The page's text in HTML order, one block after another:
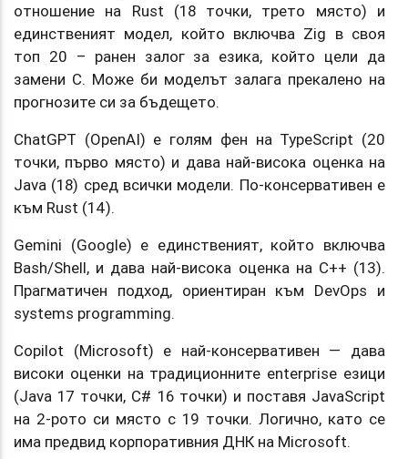
отношение на Rust (18 точки, трето място) и
единственият модел, който включва Zig в своя
топ 20 – ранен залог за езика, който цели да
замени C. Може би моделът залага прекалено на
прогнозите си за бъдещето.
ChatGPT (OpenAI) е голям фен на TypeScript (20
точки, първо място) и дава най-висока оценка на
Java (18) сред всички модели. По-консервативен е
към Rust (14).
Gemini (Google) е единственият, който включва
Bash/Shell, и дава най-висока оценка на C++ (13).
Прагматичен подход, ориентиран към DevOps и
systems programming.
Copilot (Microsoft) е най-консервативен — дава
високи оценки на традиционните enterprise езици
(Java 17 точки, C# 16 точки) и поставя JavaScript
на 2-рото си място с 19 точки. Логично, като се
има предвид корпоративния ДНК на Microsoft.